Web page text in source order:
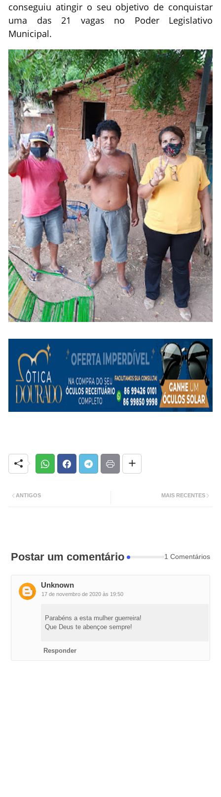
conseguiu atingir o seu objetivo de conquistar
uma das 21 vagas no Poder Legislativo
Municipal.
MAIS RECENTES
ANTIGOS
Postar um comentário 1 Comentários
Unknown
17 de novembro de 2020 às 19:50
Parabéns a esta mulher guerreira!
Que Deus te abençoe sempre!
Responder